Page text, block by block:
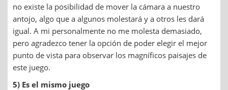
no existe la posibilidad de mover la cámara a nuestro
antojo, algo que a algunos molestará y a otros les dará
igual. A mi personalmente no me molesta demasiado,
pero agradezco tener la opción de poder elegir el mejor
punto de vista para observar los magníficos paisajes de
este juego.
5) Es el mismo juego